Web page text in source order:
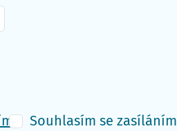
Souhlasím se zasíláním